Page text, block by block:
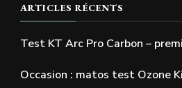
ARTICLES RÉCENTS
Test KT Arc Pro Carbon –
Occasion : matos test Ozone